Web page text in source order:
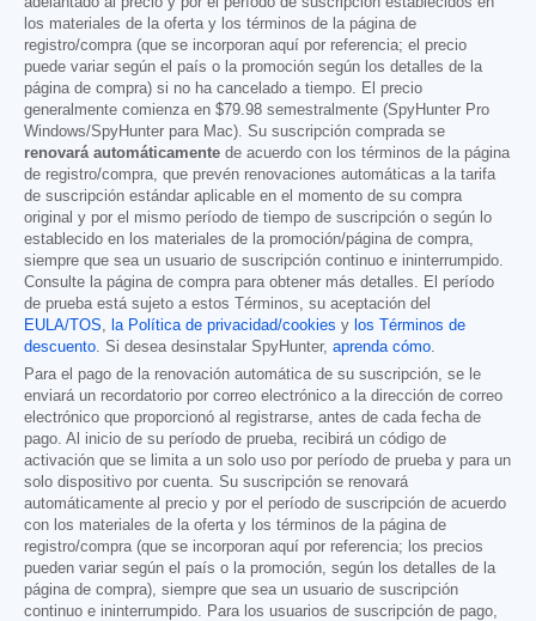
los materiales de la oferta y los términos de la página de
registro/compra (que se incorporan aquí por referencia; el precio
puede variar según el país o la promoción según los detalles de la
página de compra) si no ha cancelado a tiempo. El precio
generalmente comienza en $79.98 semestralmente (SpyHunter Pro
Windows/SpyHunter para Mac). Su suscripción comprada se
renovará automáticamente de acuerdo con los términos de la página
de registro/compra, que prevén renovaciones automáticas a la tarifa
de suscripción estándar aplicable en el momento de su compra
original y por el mismo período de tiempo de suscripción o según lo
establecido en los materiales de la promoción/página de compra,
siempre que sea un usuario de suscripción continuo e ininterrumpido.
Consulte la página de compra para obtener más detalles. El período
de prueba está sujeto a estos Términos, su aceptación del
EULA/TOS, la Política de privacidad/cookies y los Términos de
descuento. Si desea desinstalar SpyHunter, aprenda cómo.
Para el pago de la renovación automática de su suscripción, se le
enviará un recordatorio por correo electrónico a la dirección de correo
electrónico que proporcionó al registrarse, antes de cada fecha de
pago. Al inicio de su período de prueba, recibirá un código de
activación que se limita a un solo uso por período de prueba y para un
solo dispositivo por cuenta. Su suscripción se renovará
automáticamente al precio y por el período de suscripción de acuerdo
con los materiales de la oferta y los términos de la página de
registro/compra (que se incorporan aquí por referencia; los precios
pueden variar según el país o la promoción, según los detalles de la
página de compra), siempre que sea un usuario de suscripción
continuo e ininterrumpido. Para los usuarios de suscripción de pago,